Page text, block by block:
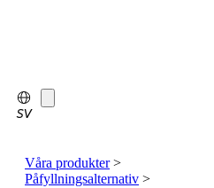
SV
Våra produkter>
Påfyllningsalternativ >